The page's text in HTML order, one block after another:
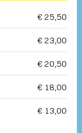
€ 25,50
€ 23,00
€ 20,50
€ 18,00
€ 13,00